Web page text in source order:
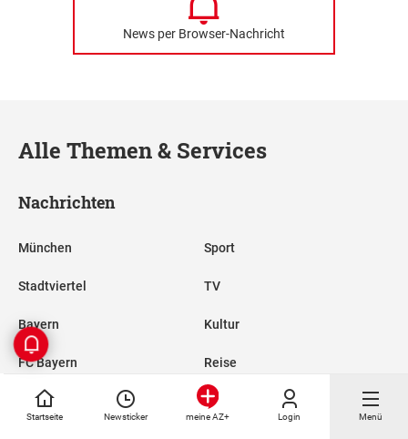
Startseite Newsticker meine AZ+ Login Menü
News per Browser-Nachricht
Alle Themen & Services
Nachrichten
München
Stadtviertel
Bayern
FC Bayern
TSV 1860
Sport
TV
Kultur
Reise
Nachhaltigkeit